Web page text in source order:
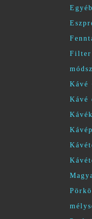
Egyéb
Filter
Kávé
Kávé